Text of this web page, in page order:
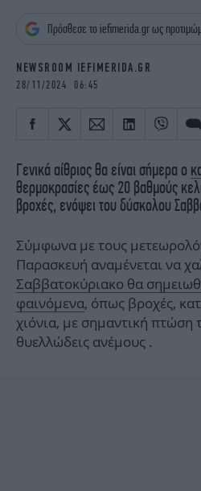
OSCARSΠρόσθεσε το iefimerida.gr ως
NEWSROOM IEFIMERIDA.GR
28/11/2024 06:45
Γενικά αίθριος θα είναι σήμερα ο
θερμοκρασίες έως 20 βαθμούς
βροχές, ενόψει του δύσκολου
Σύμφωνα με τους
Παρασκευή αναμένεται να
Σαββατοκύριακο θα
φαινόμενα, όπως βροχές,
χιόνια, με σημαντική πτώση
θυελλώδεις ανέμους .